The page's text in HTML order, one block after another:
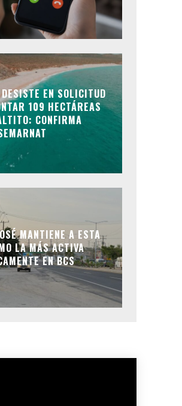
EN SOLICITUD
109 HECTÁREAS
CONFIRMA
MANTIENE A ESTA
LA MÁS ACTIVA
EN BCS